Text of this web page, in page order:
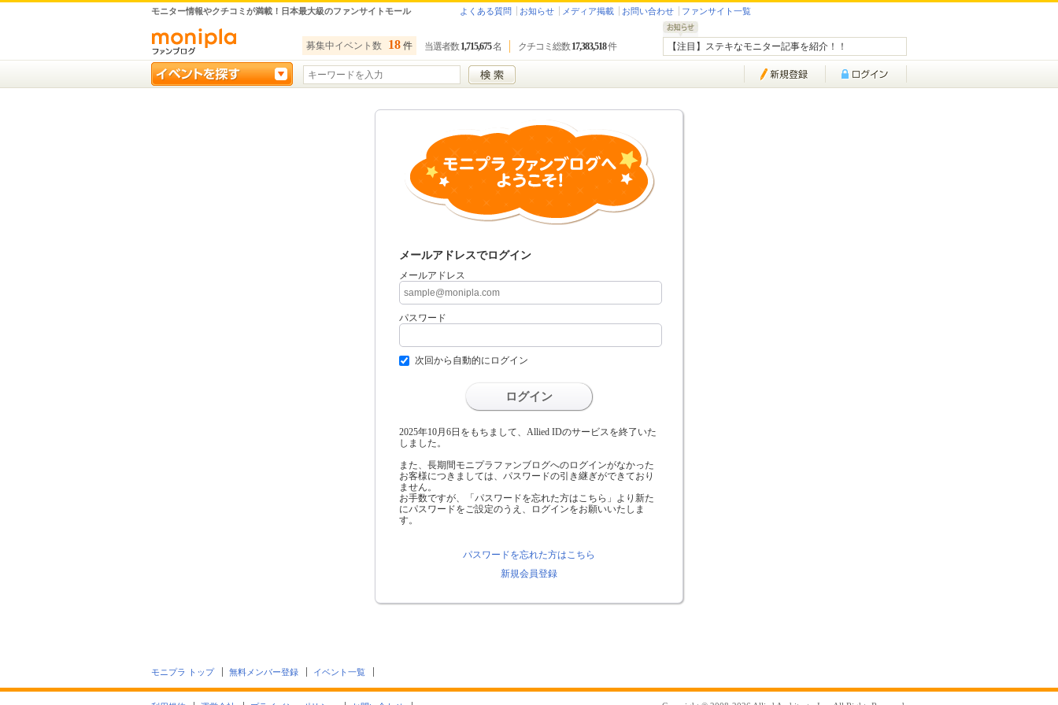
モニター情報やクチコミが満載！日本最大級のファンサイトモール よくある質問 お知らせ メディア掲載 お問い合わせ ファンサイト一覧
【注目】ステキなモニター記事を紹介！！
募集中イベント数 18 件 当選者数 1,715,675名 クチコミ総数 17,383,518件
メールアドレスでログイン
メールアドレス
パスワード
次回から自動的にログイン
ログイン
2025年10月6日をもちまして、Allied IDのサービスを終了いた
しました。
また、長期間モニプラファンブログへのログインがなかった
お客様につきましては、パスワードの引き継ぎができており
ません。
お手数ですが、「パスワードを忘れた方はこちら」より新た
にパスワードをご設定のうえ、ログインをお願いいたしま
す。
パスワードを忘れた方はこちら
新規会員登録
モニプラ トップ 無料メンバー登録 イベント一覧